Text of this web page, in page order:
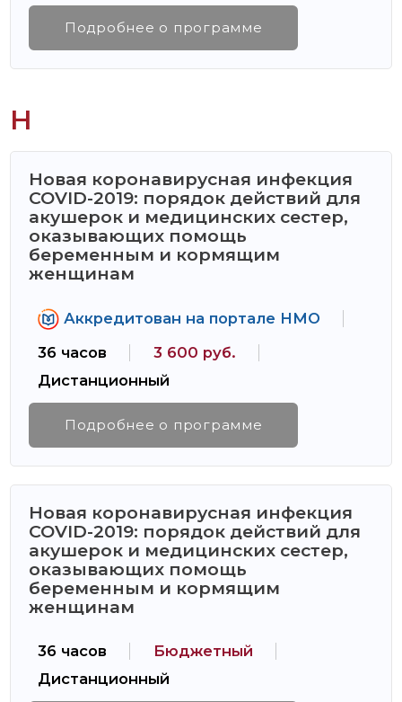
Подробнее о программе
Н
Новая коронавирусная инфекция
COVID-2019: порядок действий для
акушерок и медицинских сестер,
оказывающих помощь
беременным и кормящим
женщинам
Аккредитован на портале НМО
36 часов
3 600 руб.
Дистанционный
Подробнее о программе
Новая коронавирусная инфекция
COVID-2019: порядок действий для
акушерок и медицинских сестер,
оказывающих помощь
беременным и кормящим
женщинам
36 часов
Бюджетный
Дистанционный